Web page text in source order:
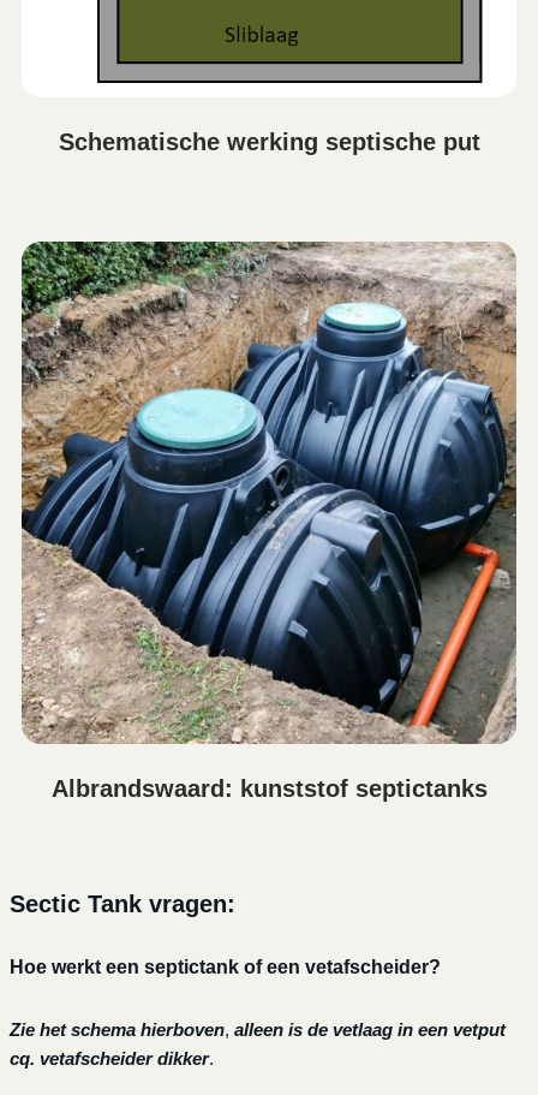
Schematische werking septische put
Albrandswaard: kunststof septictanks
Sectic Tank vragen:
Hoe werkt een septictank of een vetafscheider?
Zie het schema hierboven, alleen is de vetlaag in een vetput
cq. vetafscheider dikker.